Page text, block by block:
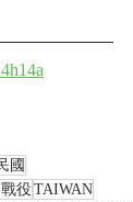
國
役TAIWAN